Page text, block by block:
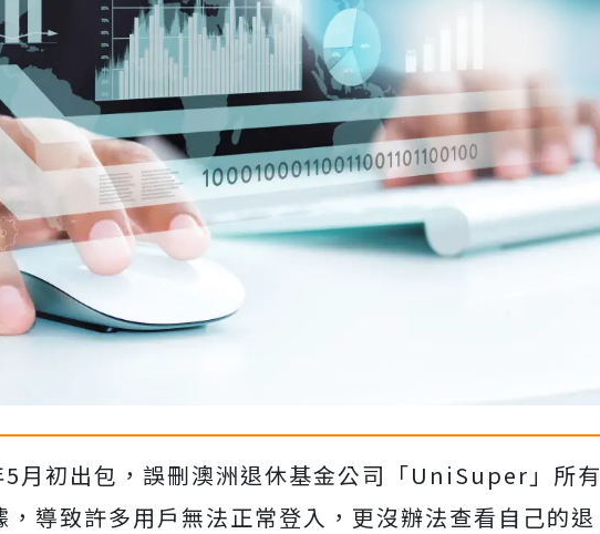
月初出包，誤刪澳洲退休基金公司「UniSuper」所有
導致許多用戶無法正常登入，更沒辦法查看自己的退